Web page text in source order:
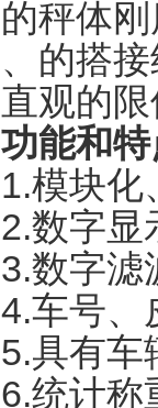
的秤体
、的搭
直观的
功能和
1.模块化
2.数字显
3.数字滤
4.车号、
5.具有车
6.统计称